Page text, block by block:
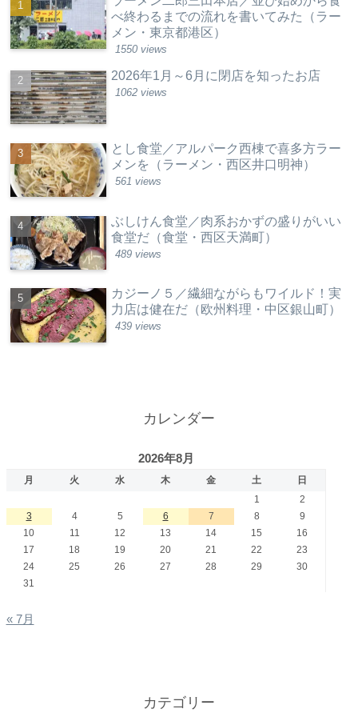
べ終わるまでの流れを書いてみた（ラー
メン・東京都港区）
1550 views
2026年1月～6月に閉店を知ったお店
1062 views
とし食堂／アルパーク西棟で喜多方ラー
メンを（ラーメン・西区井口明神）
561 views
ぶしけん食堂／肉系おかずの盛りがいい
食堂だ（食堂・西区天満町）
489 views
カジーノ５／繊細ながらもワイルド！実
力店は健在だ（欧州料理・中区銀山町）
439 views
カレンダー
2026年8月
月 火 水 木 金 土
日
1
2
3
4 5 6 7 8
9
10
11 12 13 14 15
16
17
18 19 20 21 22
23
24
25 26 27 28 29
30
31
« 7月
カテゴリー